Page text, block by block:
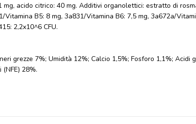
acido citrico: 40 mg. Additivi organolettici: estratto di
Vitamina B5: 8 mg, 3a831/Vitamina B6: 7,5 mg, 3a672a/
2,2x10^6 CFU.
grezze 7%; Umidità 12%; Calcio 1,5%; Fosforo 1,1%;
28%.